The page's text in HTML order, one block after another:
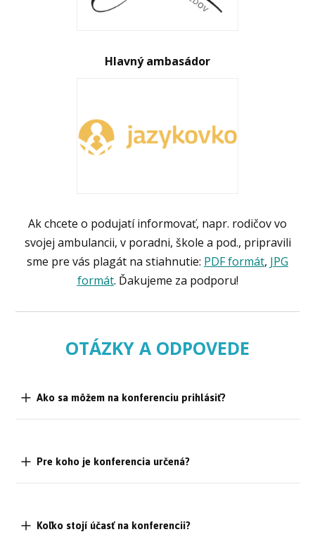
Hlavný ambasádor
Ak chcete o podujatí informovať, napr. rodičov vo
svojej ambulancii, v poradni, škole a pod., pripravili
sme pre vás plagát na stiahnutie: PDF formát, JPG
formát. Ďakujeme za podporu!
OTÁZKY A ODPOVEDE
Ako sa môžem na konferenciu prihlásiť?
Pre koho je konferencia určená?
Koľko stojí účasť na konferencii?